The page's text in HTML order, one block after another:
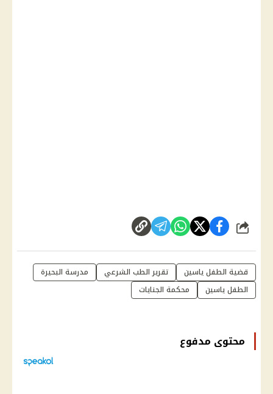
شارك
قضية الطفل ياسين تقرير الطب الشرعي
مدرسة البحيرة
الطفل ياسين
محكمة الجنايات
محتوى مدفوع